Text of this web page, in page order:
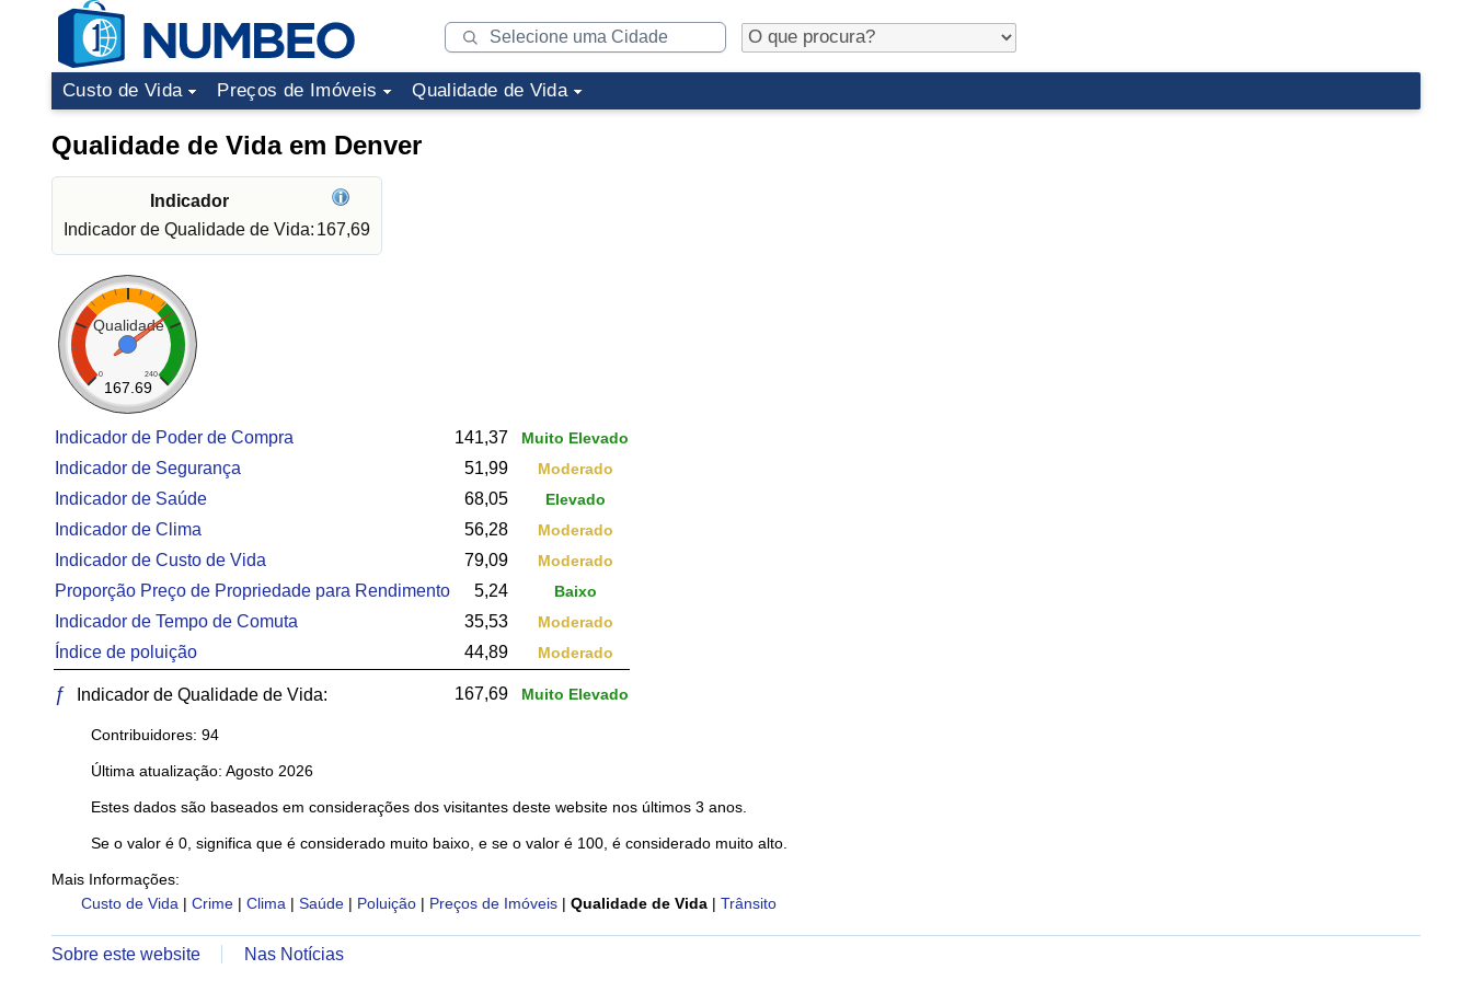
Custo de Vida Preços de Imóveis Qualidade de Vida
Qualidade de Vida em Denver
Indicador
Indicador de Qualidade de Vida: 167,69
Qualidade
0 240
167.69
Indicador de Poder de Compra 141,37 Muito Elevado
Indicador de Segurança 51,99 Moderado
Indicador de Saúde 68,05 Elevado
Indicador de Clima 56,28 Moderado
Indicador de Custo de Vida 79,09 Moderado
Proporção Preço de Propriedade para Rendimento 5,24 Baixo
Indicador de Tempo de Comuta 35,53 Moderado
Índice de poluição 44,89 Moderado
ƒ Indicador de Qualidade de Vida: 167,69 Muito Elevado
Contribuidores: 94
Última atualização: Agosto 2026
Estes dados são baseados em considerações dos visitantes deste website nos últimos 3 anos.
Se o valor é 0, significa que é considerado muito baixo, e se o valor é 100, é considerado muito alto.
Mais Informações:
Custo de Vida | Crime | Clima | Saúde | Poluição | Preços de Imóveis | Qualidade de Vida | Trânsito
Sobre este website Nas Notícias